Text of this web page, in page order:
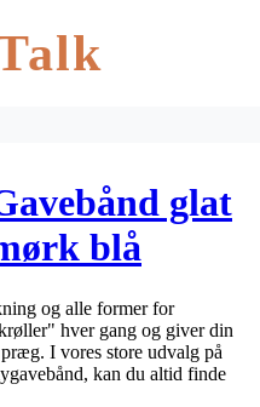
glat
blå
78
og alle former for
hver gang og giver din
I vores store udvalg på
kan du altid finde